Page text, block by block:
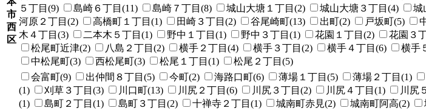
市
西
区
５丁目(9)
島崎６丁目(11) 島崎７丁目(8) 城山大塘１丁目(2) 城山大塘３丁目(4) 城
河原２丁目(2)
高橋町１丁目(1) 田崎３丁目(2) 谷尾崎町(13) 出町(2) 戸坂町(5)
木４丁目(3)
二本木５丁目(1) 野中１丁目(1) 野中３丁目(1) 花園１丁目(2) 花園３
松尾町近津(2)
八島２丁目(2) 横手２丁目(4) 横手３丁目(2) 横手４丁目(6) 横手
中松尾町(3)
西松尾町(3) 松尾１丁目(1) 松尾２丁目(5)
会富町(9) 出仲間８丁目(5) 今町(2) 海路口町(6) 薄場１丁目(5) 薄場２丁目(1)
(1)
刈草３丁目(3) 川口町(13) 川尻２丁目(6) 川尻３丁目(2) 川尻４丁目(1) 川尻
(1)
島町２丁目(1) 島町３丁目(2) 十禅寺２丁目(1) 城南町赤見(2) 城南町阿高(2)